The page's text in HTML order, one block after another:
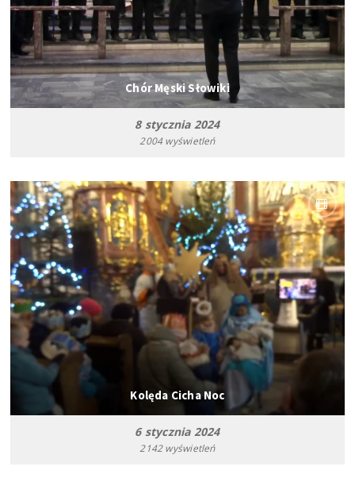
Chór Męski Słowiki
8 stycznia 2024
2004 wyświetleń
Kolęda Cicha Noc
6 stycznia 2024
2142 wyświetleń